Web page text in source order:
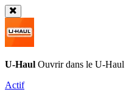
U-Haul Ouvrir dans le U-Haul
Actif